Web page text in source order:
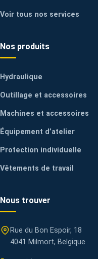
Voir tous nos services
Nos produits
Hydraulique
Outillage et accessoires
Machines et accessoires
Équipement d’atelier
Protection individuelle
Vêtements de travail
Nous trouver
Rue du Bon Espoir, 18
4041 Milmort, Belgique